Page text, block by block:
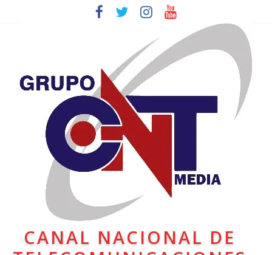
CANAL NACIONAL DE